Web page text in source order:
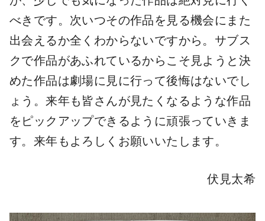
べきです。次いつその作品を見る機会にまた
出会えるか全くわからないですから。サブス
クで作品があふれているからこそ見ようと決
めた作品は劇場に見に行って後悔はないでし
ょう。来年も皆さんが見たくなるような作品
をピックアップできるように頑張っていきま
す。来年もよろしくお願いいたします。
伏見太希